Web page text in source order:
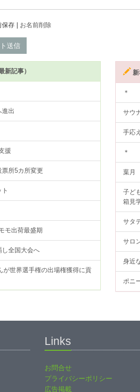
存 | お名前削除
送信
新記事）
進出
援
票所5カ所変更
モ出荷最盛期
し全国大会へ
が世界選手権の出場権獲得に貢
＊
サウ
手応
＊
葉月
子ど
箱見
サタ
サロ
身近
ポニ
Links
お問合せ
プライバシーポリシー
広告掲載